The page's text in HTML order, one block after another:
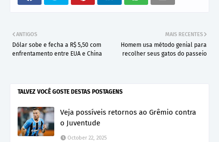
MAIS RECENTES
Homem usa método genial para
recolher seus gatos do passeio
ANTIGOS
Dólar sobe e fecha a R$ 5,50 com
enfrentamento entre EUA e China
TALVEZ VOCÊ GOSTE DESTAS POSTAGENS
Veja possíveis retornos ao Grêmio contra
o Juventude
October 22, 2025